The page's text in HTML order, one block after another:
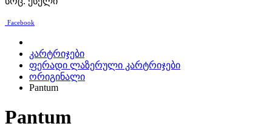
Facebook
კარტრიჯები
ფერადი ლაზერული კარტრიჯები
ორიგინალი
Pantum
Pantum